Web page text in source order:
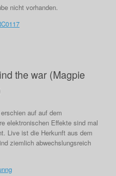
nicht vorhanden.
the war (Magpie
auf auf dem
elektronischen Effekte sind mal
Live ist die Herkunft aus dem
ziemlich abwechslungsreich